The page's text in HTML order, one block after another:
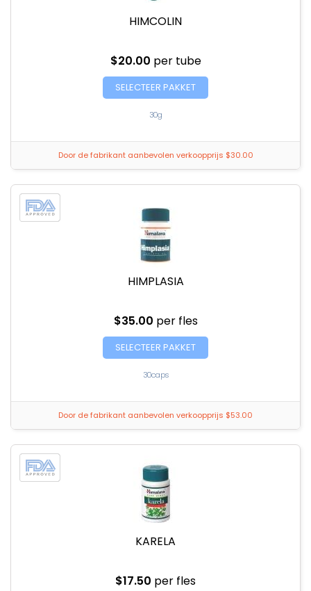
HIMCOLIN
$20.00 per tube
SELECTEER PAKKET
30g
Door de fabrikant aanbevolen verkoopprijs $30.00
HIMPLASIA
$35.00 per fles
SELECTEER PAKKET
30caps
Door de fabrikant aanbevolen verkoopprijs $53.00
KARELA
$17.50 per fles